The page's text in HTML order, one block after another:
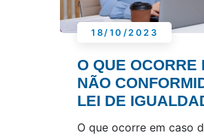
18/10/2023
O QUE OCORRE
NÃO
LEI DE
O que ocorre em caso